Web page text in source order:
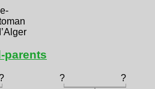
parents
?
?